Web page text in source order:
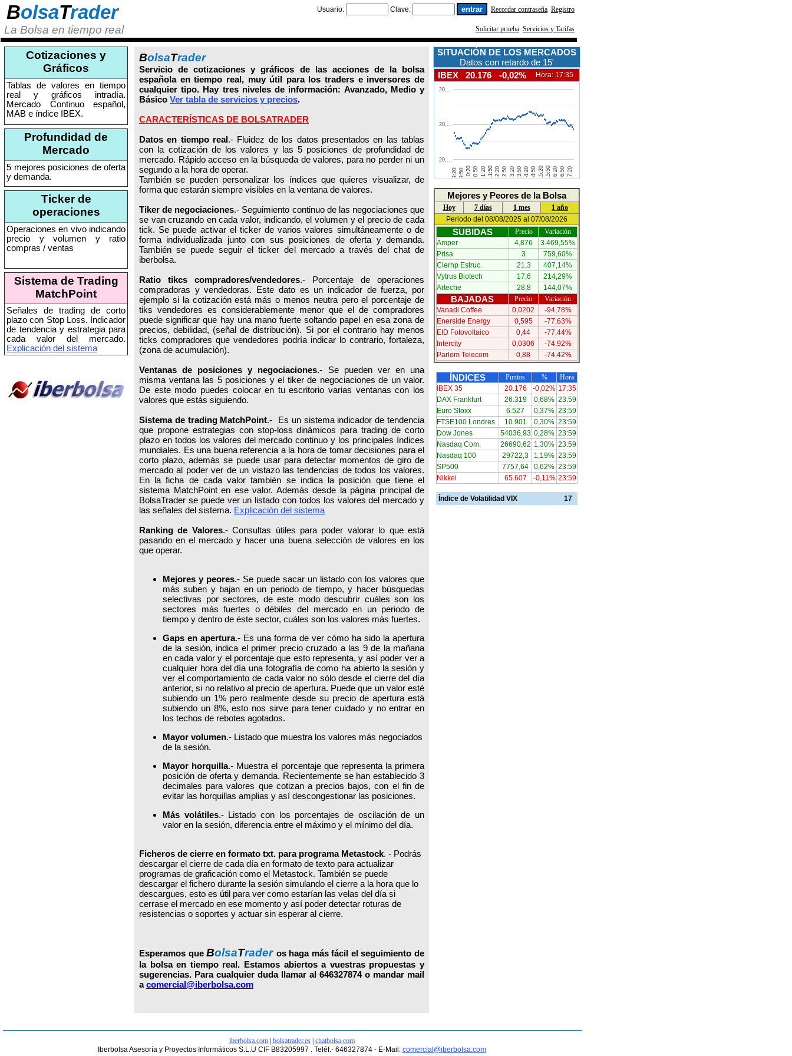
BolsaTrader
La Bolsa en tiempo real
Usuario: Clave: Recordar contraseña Registro
Solicitar prueba Servicios y Tarifas
Cotizaciones y
Gráficos
Tablas de valores en tiempo
real y gráficos intradía.
Mercado Continuo español,
MAB e índice IBEX.
Profundidad de
Mercado
5 mejores posiciones de oferta
y demanda.
Ticker de
operaciones
Operaciones en vivo indicando
precio y volumen y ratio
compras / ventas
Sistema de Trading
MatchPoint
Señales de trading de corto
plazo con Stop Loss. Indicador
de tendencia y estrategia para
cada valor del mercado.
Explicación del sistema
BolsaTrader
Servicio de cotizaciones y gráficos de las acciones de la bolsa
española en tiempo real, muy útil para los traders e inversores de
cualquier tipo. Hay tres niveles de información: Avanzado, Medio y
Básico Ver tabla de servicios y precios.
CARACTERÍSTICAS DE BOLSATRADER
Datos en tiempo real.- Fluidez de los datos presentados en las tablas
con la cotización de los valores y las 5 posiciones de profundidad de
mercado. Rápido acceso en la búsqueda de valores, para no perder ni un
segundo a la hora de operar.
También se pueden personalizar los índices que quieres visualizar, de
forma que estarán siempre visibles en la ventana de valores.
Tiker de negociaciones.- Seguimiento continuo de las negociaciones que
se van cruzando en cada valor, indicando, el volumen y el precio de cada
tick. Se puede activar el ticker de varios valores simultáneamente o de
forma individualizada junto con sus posiciones de oferta y demanda.
También se puede seguir el ticker del mercado a través del chat de
iberbolsa.
Ratio tikcs compradores/vendedores.- Porcentaje de operaciones
compradoras y vendedoras. Este dato es un indicador de fuerza, por
ejemplo si la cotización está más o menos neutra pero el porcentaje de
tiks vendedores es considerablemente menor que el de compradores
puede significar que hay una mano fuerte soltando papel en esa zona de
precios, debilidad, (señal de distribución). Si por el contrario hay menos
ticks compradores que vendedores podría indicar lo contrario, fortaleza,
(zona de acumulación).
Ventanas de posiciones y negociaciones.- Se pueden ver en una
misma ventana las 5 posiciones y el tiker de negociaciones de un valor.
De este modo puedes colocar en tu escritorio varias ventanas con los
valores que estás siguiendo.
Sistema de trading MatchPoint.- Es un sistema indicador de tendencia
que propone estrategias con stop-loss dinámicos para trading de corto
plazo en todos los valores del mercado continuo y los principales índices
mundiales. Es una buena referencia a la hora de tomar decisiones para el
corto plazo, además se puede usar para detectar momentos de giro de
mercado al poder ver de un vistazo las tendencias de todos los valores.
En la ficha de cada valor también se indica la posición que tiene el
sistema MatchPoint en ese valor. Además desde la página principal de
BolsaTrader se puede ver un listado con todos los valores del mercado y
las señales del sistema. Explicación del sistema
Ranking de Valores.- Consultas útiles para poder valorar lo que está
pasando en el mercado y hacer una buena selección de valores en los
que operar.
Mejores y peores.- Se puede sacar un listado con los valores que
más suben y bajan en un periodo de tiempo, y hacer búsquedas
selectivas por sectores, de este modo descubrir cuáles son los
sectores más fuertes o débiles del mercado en un periodo de
tiempo y dentro de éste sector, cuáles son los valores más fuertes.
Gaps en apertura.- Es una forma de ver cómo ha sido la apertura
de la sesión, indica el primer precio cruzado a las 9 de la mañana
en cada valor y el porcentaje que esto representa, y así poder ver a
cualquier hora del día una fotografía de como ha abierto la sesión y
ver el comportamiento de cada valor no sólo desde el cierre del día
anterior, si no relativo al precio de apertura. Puede que un valor esté
subiendo un 1% pero realmente desde su precio de apertura está
subiendo un 8%, esto nos sirve para tener cuidado y no entrar en
los techos de rebotes agotados.
Mayor volumen.- Listado que muestra los valores más negociados
de la sesión.
Mayor horquilla.- Muestra el porcentaje que representa la primera
posición de oferta y demanda. Recientemente se han establecido 3
decimales para valores que cotizan a precios bajos, con el fin de
evitar las horquillas amplias y así descongestionar las posiciones.
Más volátiles.- Listado con los porcentajes de oscilación de un
valor en la sesión, diferencia entre el máximo y el mínimo del día.
Ficheros de cierre en formato txt. para programa Metastock. - Podrás
descargar el cierre de cada día en formato de texto para actualizar
programas de graficación como el Metastock. También se puede
descargar el fichero durante la sesión simulando el cierre a la hora que lo
descargues, esto es útil para ver como estarían las velas del día si
cerrase el mercado en ese momento y así poder detectar roturas de
resistencias o soportes y actuar sin esperar al cierre.
Esperamos queBolsaTrader os haga más fácil el seguimiento de
la bolsa en tiempo real. Estamos abiertos a vuestras propuestas y
sugerencias. Para cualquier duda llamar al 646327874 o mandar mail
acomercial@iberbolsa.com
SITUACIÓN DE LOS MERCADOS
Datos con retardo de 15'
IBEX
20.176 -0,02% Hora: 17:35
Mejores y Peores de la Bolsa
Hoy 7 días 1 mes
1 año
Periodo del 08/08/2025 al 07/08/2026
SUBIDAS Precio
Variación
Amper
4,876
3.469,55%
Prisa
3
759,60%
Clerhp Estruc.
21,3
407,14%
Vytrus Biotech
17,6
214,29%
Arteche
28,8 144,07%
BAJADAS Precio
Variación
Vanadi Coffee
0,0202
-94,78%
Enerside Energy
0,595
-77,63%
EID Fotovoltaico
0,44
-77,44%
Intercity
0,0306
-74,92%
Parlem Telecom
0,88 -74,42%
ÍNDICES Puntos %
Hora
IBEX 35
20.176 -0,02% 17:35
DAX Frankfurt
26.319 0,68% 23:59
Euro Stoxx
6.527 0,37% 23:59
FTSE100 Londres
10.901 0,30% 23:59
Dow Jones
54036,93 0,28% 23:59
Nasdaq Com.
26690,62 1,30% 23:59
Nasdaq 100
29722,3 1,19% 23:59
SP500
7757,64 0,62% 23:59
Nikkei
65.607 -0,11% 23:59
Índice de Volatilidad VIX 17
iberbolsa.com| bolsatrader.es| chatbolsa.com
Iberbolsa Asesoría y Proyectos Informáticos S.L.U CIF B83205997 . Teléf.- 646327874 - E-Mail: comercial@iberbolsa.com